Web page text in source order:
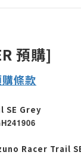
預購]
條款
SE Grey
Racer Trail